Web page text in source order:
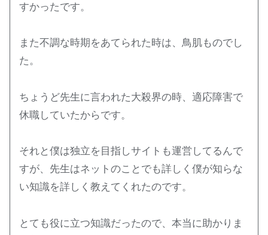
すかったです。
また不調な時期をあてられた時は、鳥肌ものでし
た。
ちょうど先生に言われた大殺界の時、適応障害で
休職していたからです。
それと僕は独立を目指しサイトも運営してるんで
すが、先生はネットのことでも詳しく僕が知らな
い知識を詳しく教えてくれたのです。
とても役に立つ知識だったので、本当に助かりま